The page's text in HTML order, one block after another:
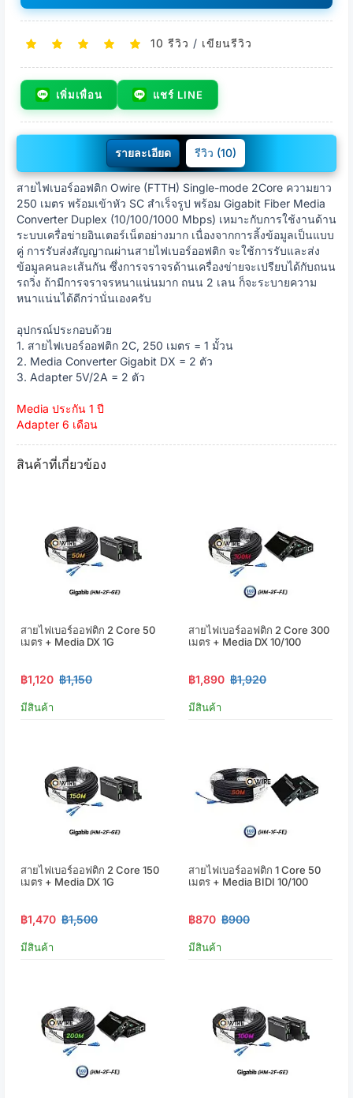
10 รีวิว / เขียนรีวิว
เพิ่มเพื่อน แชร์ LINE
รายละเอียด รีวิว (10)
สายไฟเบอร์ออฟติก Owire (FTTH) Single-mode 2Core ความยาว
250 เมตร พร้อมเข้าหัว SC สำเร็จรูป พร้อม Gigabit Fiber Media
Converter Duplex (10/100/1000 Mbps) เหมาะกับการใช้งานด้าน
ระบบเครื่อข่ายอินเตอร์เน็ตอย่างมาก เนื่องจากการลิ้งข้อมูลเป็นแบบ
คู่ การรับส่งสัญญาณผ่านสายไฟเบอร์ออฟติก จะใช้การรับและส่ง
ข้อมูลคนละเส้นกัน ซึ่งการจราจรด้านเครื่องข่ายจะเปรียบได้กับถนน
รถวิ่ง ถ้ามีการจราจรหนาแน่นมาก ถนน 2 เลน ก็จะระบายความ
หนาแน่นได้ดีกว่านั่นเองครับ
อุปกรณ์ประกอบด้วย
1. สายไฟเบอร์ออฟติก 2C, 250 เมตร = 1 มั้วน
2. Media Converter Gigabit DX = 2 ตัว
3. Adapter 5V/2A = 2 ตัว
Media ประกัน 1 ปี
Adapter 6 เดือน
สินค้าที่เกี่ยวข้อง
สายไฟเบอร์ออฟติก 2 Core 50
เมตร + Media DX 1G
฿1,120 ฿1,150
มีสินค้า
สายไฟเบอร์ออฟติก 2 Core 300
เมตร + Media DX 10/100
฿1,890 ฿1,920
มีสินค้า
สายไฟเบอร์ออฟติก 2 Core 150
เมตร + Media DX 1G
฿1,470 ฿1,500
มีสินค้า
สายไฟเบอร์ออฟติก 1 Core 50
เมตร + Media BIDI 10/100
฿870 ฿900
มีสินค้า